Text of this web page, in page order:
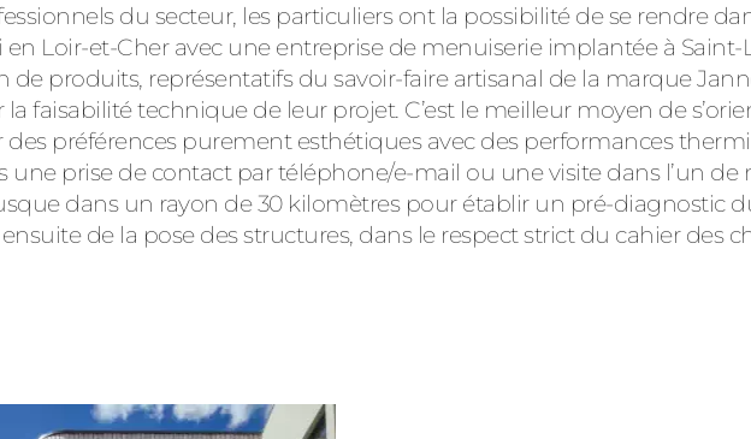
du secteur, les particuliers ont la possibilité de se rendre
en Loir-et-Cher avec une entreprise de menuiserie implantée à
de produits, représentatifs du savoir-faire artisanal de la marque
faisabilité technique de leur projet. C’est le meilleur moyen de
préférences purement esthétiques avec des performances
une prise de contact par téléphone/e-mail ou une visite dans l’un de
dans un rayon de 30 kilomètres pour établir un pré-diagnostic
de la pose des structures, dans le respect strict du cahier des